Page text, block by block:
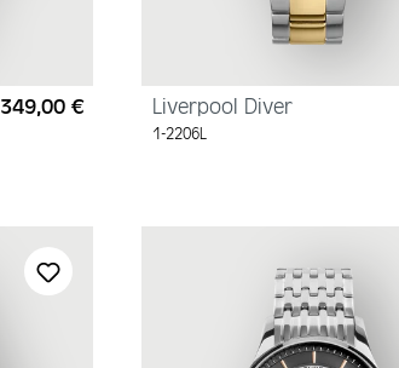
Regulärer Preis:
349,00 € Liverpool Diver
1-2206L